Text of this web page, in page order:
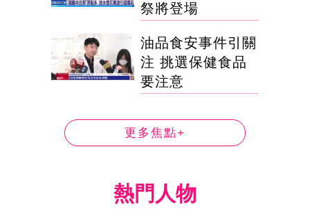
祭將登場
油品食安事件引關
注 挑選保健食品
要注意
更多焦點+
熱門人物